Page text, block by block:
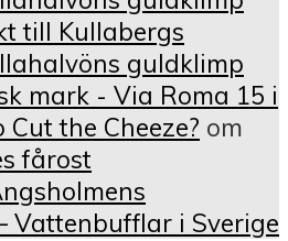
till Kullabergs
guldklimp
mark - Via Roma 15 i
the Cheeze? om
fårost
Vattenbufflar i Sverige